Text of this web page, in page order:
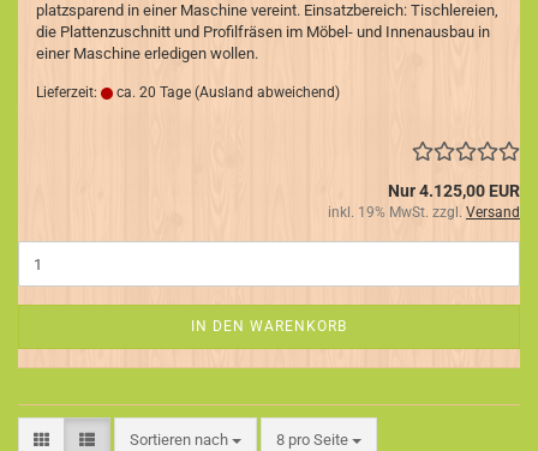
platzsparend in einer Maschine vereint. Einsatzbereich: Tischlereien,
die Plattenzuschnitt und Profilfräsen im Möbel- und Innenausbau in
einer Maschine erledigen wollen.
Lieferzeit: ca. 20 Tage (Ausland abweichend)
Nur 4.125,00 EUR
inkl. 19% MwSt. zzgl. Versand
IN DEN WARENKORB
Sortieren nach
Sortieren nach 8 pro Seite
pro Seite